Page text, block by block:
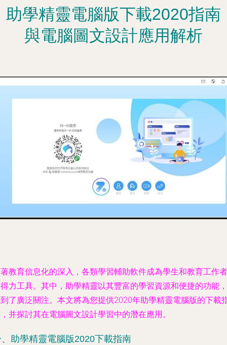
助學精靈電腦版下載2020指南
與電腦圖文設計應用解析
教育信息化的深入，各類學習輔助軟件成為學生和教育工作者
力工具。其中，助學精靈以其豐富的學習資源和便捷的功能，
了廣泛關注。本文將為您提供2020年助學精靈電腦版的下載
并探討其在電腦圖文設計學習中的潛在應用。
助學精靈電腦版2020下載指南